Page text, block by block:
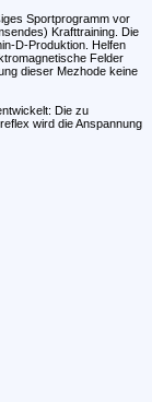
Sportprogramm vor
Krafttraining. Die
D-Produktion. Helfen
Felder
dieser Mezhode keine
Die zu
wird die Anspannung